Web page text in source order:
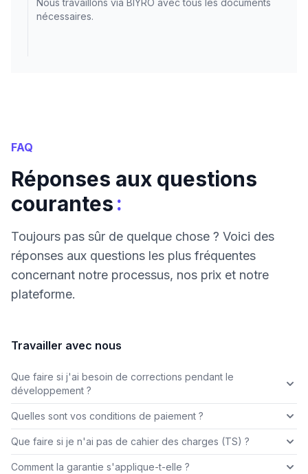
Nous travaillons via BIYRO avec tous les documents
nécessaires.
FAQ
Réponses aux questions
courantes:
Toujours pas sûr de quelque chose ? Voici des
réponses aux questions les plus fréquentes
concernant notre processus, nos prix et notre
plateforme.
Travailler avec nous
Que faire si j'ai besoin de corrections pendant le
développement ?
Quelles sont vos conditions de paiement ?
Que faire si je n'ai pas de cahier des charges (TS) ?
Comment la garantie s'applique-t-elle ?